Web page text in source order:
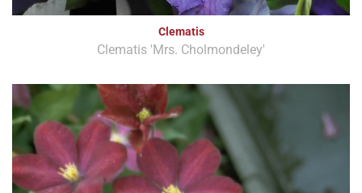
Clematis
Clematis 'Mrs. Cholmondeley'